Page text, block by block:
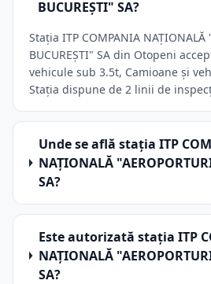
BUCUREŞTI" SA?
Stația ITP COMPANIA NAŢIONALĂ
BUCUREŞTI" SA din Otopeni
vehicule sub 3.5t, Camioane și
Stația dispune de 2 linii de
Unde se află stația ITP
NAŢIONALĂ
SA?
Este autorizată stația ITP
NAŢIONALĂ
SA?